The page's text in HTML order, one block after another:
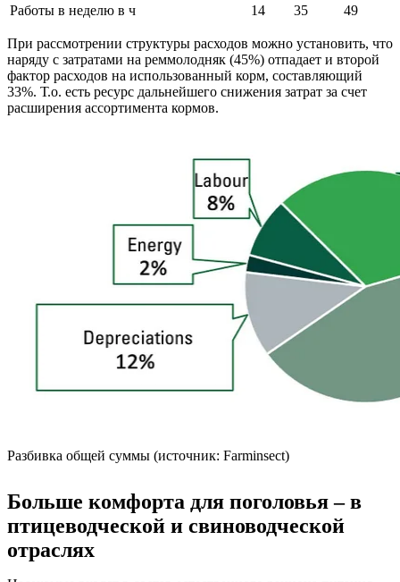
Работы в неделю в ч
14 35 49
При рассмотрении структуры расходов можно установить, что
наряду с затратами на реммолодняк (45%) отпадает и второй
фактор расходов на использованный корм, составляющий
33%. Т.о. есть ресурс дальнейшего снижения затрат за счет
расширения ассортимента кормов.
Разбивка общей суммы (источник: Farminsect)
Больше комфорта для поголовья – в
птицеводческой и свиноводческой
отраслях